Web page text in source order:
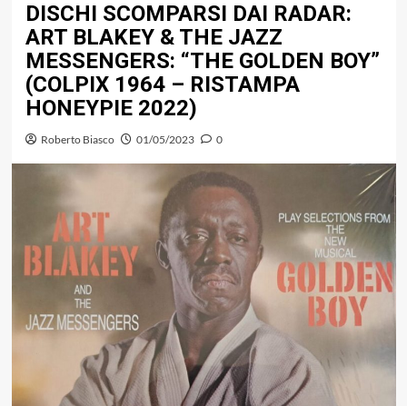
DISCHI SCOMPARSI DAI RADAR:
ART BLAKEY & THE JAZZ
MESSENGERS: “THE GOLDEN BOY”
(COLPIX 1964 – RISTAMPA
HONEYPIE 2022)
Roberto Biasco 01/05/2023 0